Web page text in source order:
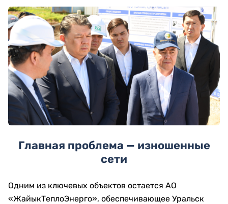
Главная проблема — изношенные
сети
Одним из ключевых объектов остается АО
«ЖайыкТеплоЭнерго», обеспечивающее Уральск